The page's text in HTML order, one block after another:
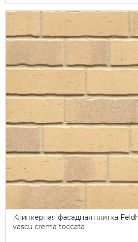
Клинкерная фасадная плитка
vascu crema toccata